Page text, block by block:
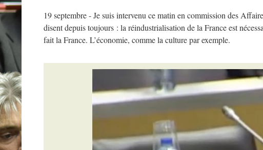
19 septembre - Je suis intervenu ce matin en commission des
disent depuis toujours : la réindustrialisation de la France est
fait la France. L’économie, comme la culture par exemple.